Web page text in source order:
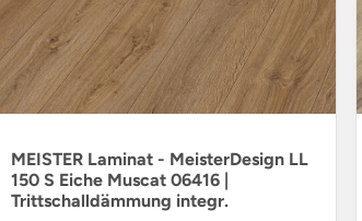
MEISTER Laminat - MeisterDesign LL
150 S Eiche Muscat 06416 |
Trittschalldämmung integr.